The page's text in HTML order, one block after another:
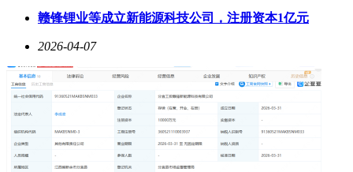
赣锋锂业等成立新能源科技公司，注册资本1亿元
2026-04-07